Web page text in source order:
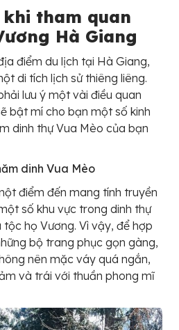
tham quan
Hà Giang
điểm du lịch tại Hà Giang,
di tích lịch sử thiêng liêng.
lưu ý một vài điều quan
bật mí cho bạn một số kinh
dinh thự Vua Mèo của bạn
dinh Vua Mèo
điểm đến mang tính truyền
số khu vực trong dinh thự
họ Vương. Vì vậy, để hợp
bộ trang phục gọn gàng,
nên mặc váy quá ngắn,
và trái với thuần phong mĩ